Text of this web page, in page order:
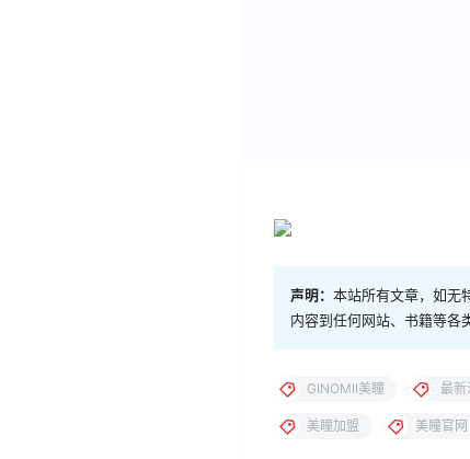
声明： 本站所有文章，如无
内容到任何网站、书籍等各
GINOMII美瞳 最新
美瞳加盟 美瞳官网